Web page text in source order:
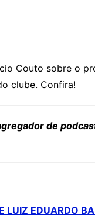
Couto sobre o
clube. Confira!
de
EDUARDO